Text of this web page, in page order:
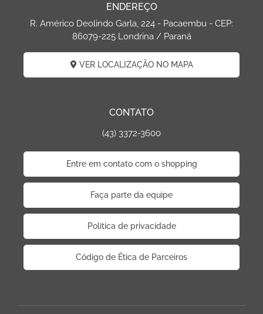
ENDEREÇO
R. Américo Deolindo Garla, 224 - Pacaembu - CEP:
86079-225 Londrina / Paraná
VER LOCALIZAÇÃO NO MAPA
CONTATO
(43) 3372-3600
Entre em contato com o shopping
Faça parte da equipe
Politica de privacidade
Código de Ética de Parceiros